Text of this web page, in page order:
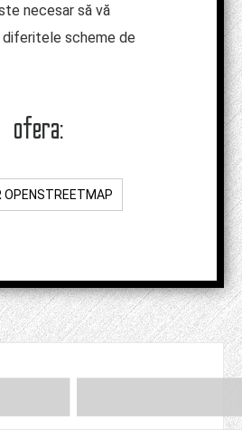
necesar să vă
scheme de
ofera:
OPENSTREETMAP